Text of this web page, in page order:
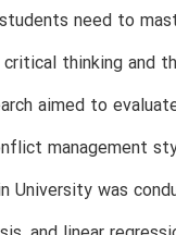
need to
thinking
aimed to
management
was